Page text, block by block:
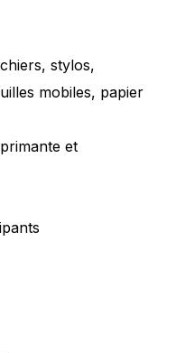
stylos,
mobiles, papier
et